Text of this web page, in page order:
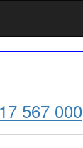
567 000